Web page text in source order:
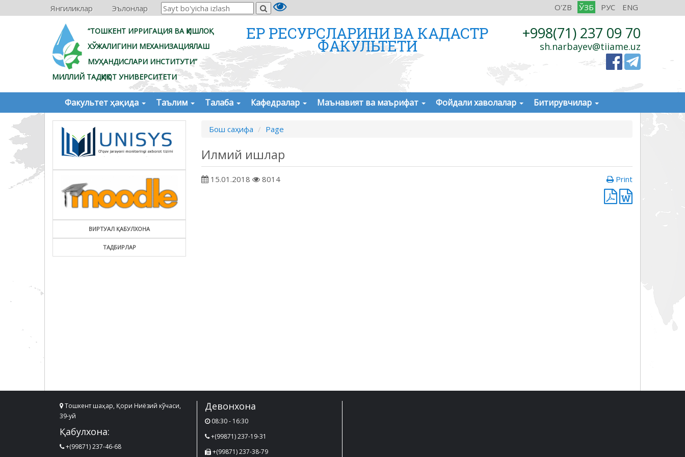
Янгиликлар Эълонлар O'ZB ЎЗБ РУС ENG
“ТОШКЕНТ ИРРИГАЦИЯ ВА ҚИШЛОҚ
ХЎЖАЛИГИНИ МЕХАНИЗАЦИЯЛАШ
МУҲАНДИСЛАРИ ИНСТИТУТИ”
МИЛЛИЙ ТАДҚИҚОТ УНИВЕРСИТЕТИ
ЕР РЕСУРСЛАРИНИ ВА КАДАСТР
ФАКУЛЬТЕТИ
+998(71) 237 09 70
sh.narbayev@tiiame.uz
Факультет ҳақида Таълим Талаба Кафедралар Маънавият ва маърифат Фойдали хаволалар Битирувчилар
ВИРТУАЛ ҚАБУЛХОНА
ТАДБИРЛАР
Бош саҳифа Page
Илмий ишлар
15.01.2018 8014 Print
Тошкент шаҳар, Қори Ниёзий кўчаси,
39-уй
Қабулхона:
+(99871) 237-46-68
Девонхона
08:30 - 16:30
+(99871) 237-19-31
+(99871) 237-38-79